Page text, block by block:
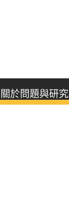
關於問題與研究
About this journal